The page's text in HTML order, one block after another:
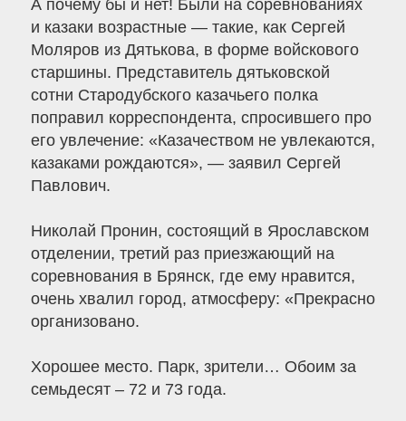
А почему бы и нет! Были на соревнованиях
и казаки возрастные — такие, как Сергей
Моляров из Дятькова, в форме войскового
старшины. Представитель дятьковской
сотни Стародубского казачьего полка
поправил корреспондента, спросившего про
его увлечение: «Казачеством не увлекаются,
казаками рождаются», — заявил Сергей
Павлович.
Николай Пронин, состоящий в Ярославском
отделении, третий раз приезжающий на
соревнования в Брянск, где ему нравится,
очень хвалил город, атмосферу: «Прекрасно
организовано.
Хорошее место. Парк, зрители… Обоим за
семьдесят – 72 и 73 года.